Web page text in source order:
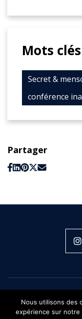
Mots clés
Secret &
conférence
Partager
Nous utilisons des
expérience sur